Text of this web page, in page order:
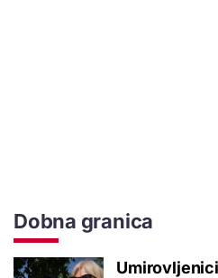
Dobna granica